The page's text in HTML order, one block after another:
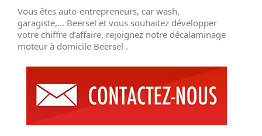
Vous êtes auto-entrepreneurs, car wash,
garagiste,... Beersel et vous souhaitez développer
votre chiffre d’affaire, rejoignez notre décalaminage
moteur à domicile Beersel .